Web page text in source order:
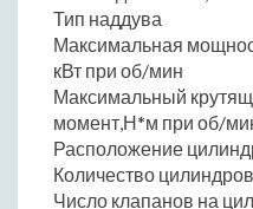
Тип наддува
Максимальная
кВт при об/мин
Максимальный
момент,Н*м при об/
Расположение
Количество цилиндров
Число клапанов на